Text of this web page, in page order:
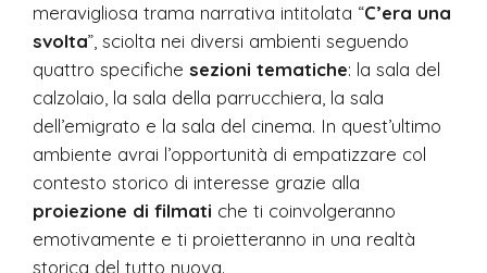
meravigliosa trama narrativa intitolata “C’era una
svolta”, sciolta nei diversi ambienti seguendo
quattro specifiche sezioni tematiche: la sala del
calzolaio, la sala della parrucchiera, la sala
dell’emigrato e la sala del cinema. In quest’ultimo
ambiente avrai l’opportunità di empatizzare col
contesto storico di interesse grazie alla
proiezione di filmati che ti coinvolgeranno
emotivamente e ti proietteranno in una realtà
storica del tutto nuova.